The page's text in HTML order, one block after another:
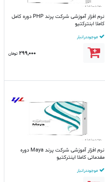
نرم افزار آموزشی شرکت پرند PHP دوره کامل
کاملا ابنترکتیو
موجود در انبار
299,000 تومان
نرم افزار آموزشی شرکت پرند Maya دوره
مقدماتی کاملا اینترکتیو
موجود در انبار